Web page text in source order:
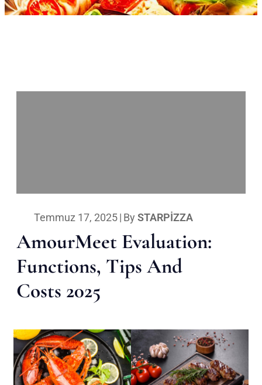
Temmuz 17, 2025| By STARPIZZA
AmourMeet Evaluation:
Functions, Tips And
Costs 2025